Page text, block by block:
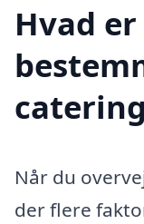
Hvad
Når du
der flere